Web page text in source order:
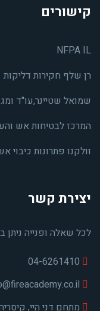
קישורים
NFPA IL
רן שלף חקירות דליקות
שמואל שטיינר,עו"ד
המרכז לבטיחות אש
וולקנו פתרונות
יצירת קשר
לכל שאלה ופנייה ניתן
מתחם דני היי, קיסריה